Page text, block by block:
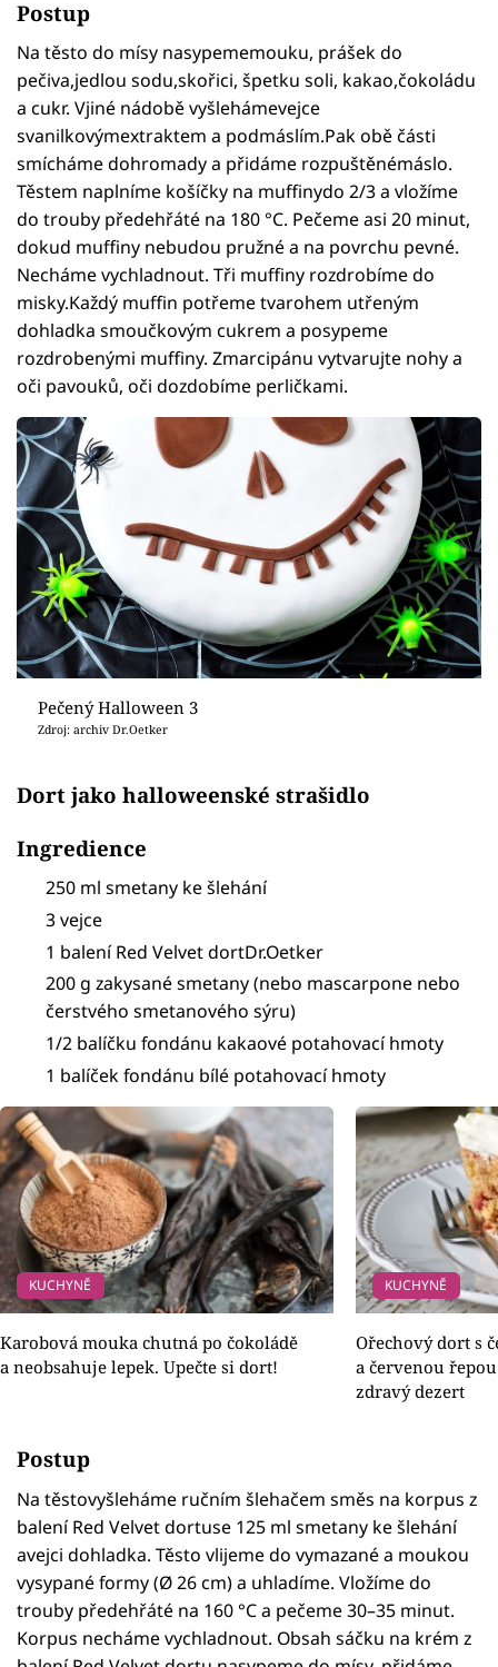
Postup
Na těsto do mísy nasypememouku, prášek do
pečiva,jedlou sodu,skořici, špetku soli, kakao,čokoládu
a cukr. Vjiné nádobě vyšlehámevejce
svanilkovýmextraktem a podmáslím.Pak obě části
smícháme dohromady a přidáme rozpuštěnémáslo.
Těstem naplníme košíčky na muffinydo 2/3 a vložíme
do trouby předehřáté na 180 °C. Pečeme asi 20 minut,
dokud muffiny nebudou pružné a na povrchu pevné.
Necháme vychladnout. Tři muffiny rozdrobíme do
misky.Každý muffin potřeme tvarohem utřeným
dohladka smoučkovým cukrem a posypeme
rozdrobenými muffiny. Zmarcipánu vytvarujte nohy a
oči pavouků, oči dozdobíme perličkami.
Pečený Halloween 3
Zdroj: archiv Dr.Oetker
Dort jako halloweenské strašidlo
Ingredience
250 ml smetany ke šlehání
3 vejce
1 balení Red Velvet dortDr.Oetker
200 g zakysané smetany (nebo mascarpone nebo
čerstvého smetanového sýru)
1/2 balíčku fondánu kakaové potahovací hmoty
1 balíček fondánu bílé potahovací hmoty
KUCHYNĚ
Karobová mouka chutná po čokoládě
a neobsahuje lepek. Upečte si dort!
KUCHYNĚ
Ořechový dort s
a červenou
zdravý dezert
Postup
Na těstovyšleháme ručním šlehačem směs na korpus z
balení Red Velvet dortuse 125 ml smetany ke šlehání
avejci dohladka. Těsto vlijeme do vymazané a moukou
vysypané formy (Ø 26 cm) a uhladíme. Vložíme do
trouby předehřáté na 160 °C a pečeme 30–35 minut.
Korpus necháme vychladnout. Obsah sáčku na krém z